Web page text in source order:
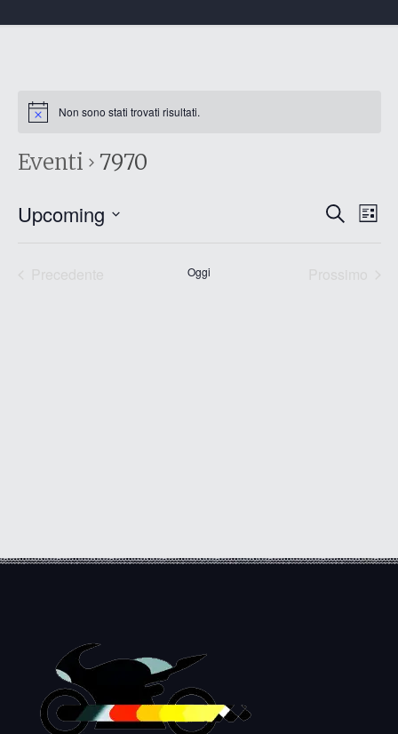
Non sono stati trovati risultati.
Eventi 7970
Eventi
Cerca List
Upcoming
Oggi